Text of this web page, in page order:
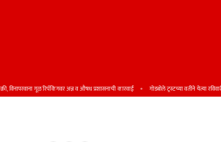
गूळ रिपॅकिंगवर अन्न व औषध प्रशासनाची कारवाई गोडबोले ट्रस्टच्या वतीने येत्या रविवारी